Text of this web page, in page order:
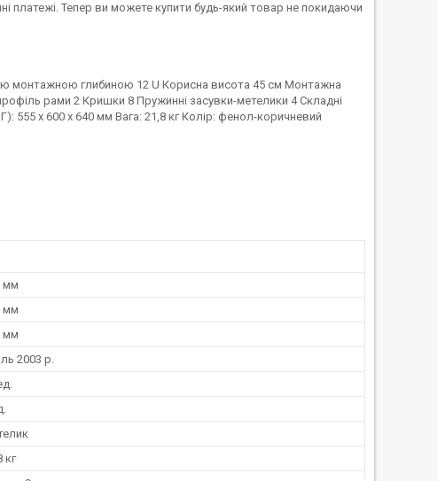
платежі. Тепер ви можете купити будь-який товар не покидаючи
монтажною глибиною 12 U Корисна висота 45 см Монтажна
рами 2 Кришки 8 Пружинні засувки-метелики 4 Складні
555 x 600 x 640 мм Вага: 21,8 кг Колір: фенол-коричневий
мм
мм
мм
2003 р.
кг